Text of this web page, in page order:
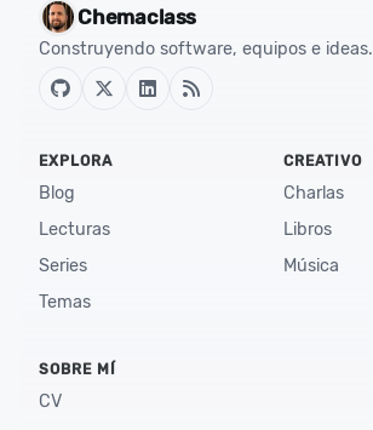
Chemaclass
Construyendo software, equipos e ideas.
EXPLORA
Blog
Lecturas
Series
Temas
CREATIVO
Charlas
Libros
Música
SOBRE MÍ
CV